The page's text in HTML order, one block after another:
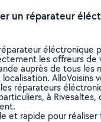
un réparateur
éléctronique
les offreurs de
auprès de tous les
AlloVoisins
réparateurs
à Rivesaltes,
et rapide pour